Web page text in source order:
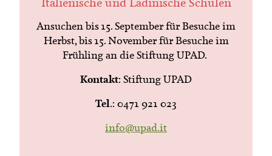
Ansuchen bis 15. September für Besuche im
Herbst, bis 15. November für Besuche im
Frühling an die Stiftung UPAD.
Kontakt: Stiftung UPAD
Tel.: 0471 921 023
info@upad.it